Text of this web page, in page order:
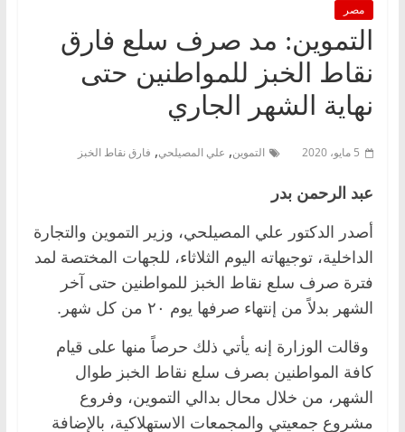
مصر
التموين: مد صرف سلع فارق
نقاط الخبز للمواطنين حتى
نهاية الشهر الجاري
5 مايو، 2020 التموين, علي المصيلحي, فارق نقاط الخبز
عبد الرحمن بدر
أصدر الدكتور علي المصيلحي، وزير التموين والتجارة
الداخلية، توجيهاته اليوم الثلاثاء، للجهات المختصة لمد
فترة صرف سلع نقاط الخبز للمواطنين حتى آخر
الشهر بدلاً من إنتهاء صرفها يوم ٢٠ من كل شهر.
وقالت الوزارة إنه يأتي ذلك حرصاً منها على قيام
كافة المواطنين بصرف سلع نقاط الخبز طوال
الشهر، من خلال محال بدالي التموين، وفروع
مشروع جمعيتي والمجمعات الاستهلاكية، بالإضافة